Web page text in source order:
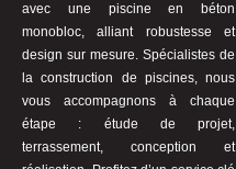
avec une piscine en béton
monobloc, alliant robustesse et
design sur mesure. Spécialistes de
la construction de piscines, nous
vous accompagnons à chaque
étape : étude de projet,
terrassement, conception et